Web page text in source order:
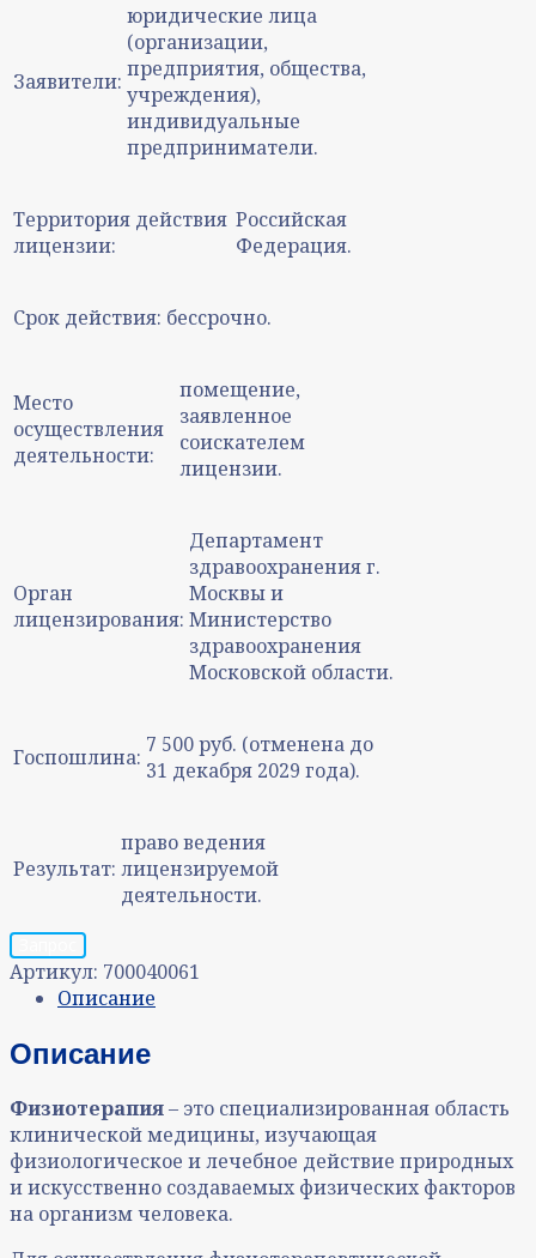
Заявители:
юридические лица
(организации,
предприятия, общества,
учреждения),
индивидуальные
предприниматели.
Территория действия
лицензии:
Российская
Федерация.
Срок действия: бессрочно.
Место
осуществления
деятельности:
помещение,
заявленное
соискателем
лицензии.
Орган
лицензирования:
Департамент
здравоохранения г.
Москвы и
Министерство
здравоохранения
Московской области.
Госпошлина: 7 500 руб. (отменена до
31 декабря 2029 года).
Результат:
право ведения
лицензируемой
деятельности.
Артикул: 700040061
Описание
Описание
Физиотерапия– это специализированная область
клинической медицины, изучающая
физиологическое и лечебное действие природных
и искусственно создаваемых физических факторов
на организм человека.